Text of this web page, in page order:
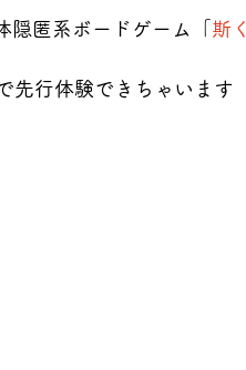
匿系ボードゲーム「 斯く
先行体験できちゃいます